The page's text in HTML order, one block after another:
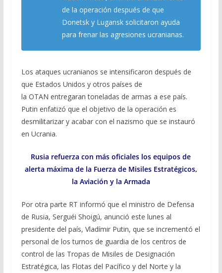
de la operación después de que
Donetsk y Lugansk solicitaron ayuda
para frenar las agresiones ucranianas.
Los ataques ucranianos se intensificaron después de
que Estados Unidos y otros países de
la OTAN entregaran toneladas de armas a ese país.
Putin enfatizó que el objetivo de la operación es
desmilitarizar y acabar con el nazismo que se instauró
en Ucrania.
Rusia refuerza con más oficiales los equipos de
alerta máxima de la Fuerza de Misiles Estratégicos,
la Aviación y la Armada
Por otra parte RT informó que el ministro de Defensa
de Rusia, Serguéi Shoigú, anunció este lunes al
presidente del país, Vladímir Putin, que se incrementó el
personal de los turnos de guardia de los centros de
control de las Tropas de Misiles de Designación
Estratégica, las Flotas del Pacífico y del Norte y la